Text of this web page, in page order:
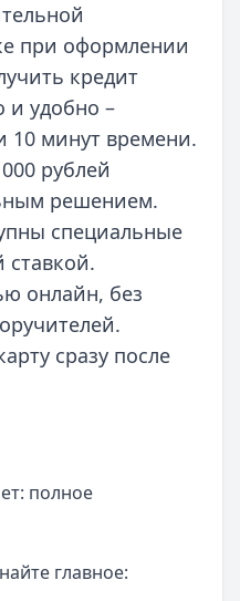
при оформлении
кредит
и удобно –
10 минут времени.
рублей
решением.
специальные
ставкой.
онлайн, без
сразу после
полное
главное: